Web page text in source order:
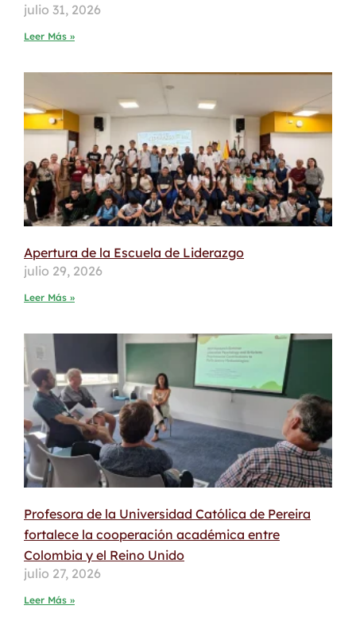
julio 31, 2026
Leer Más »
Apertura de la Escuela de Liderazgo
julio 29, 2026
Leer Más »
Profesora de la Universidad Católica de Pereira
fortalece la cooperación académica entre
Colombia y el Reino Unido
julio 27, 2026
Leer Más »